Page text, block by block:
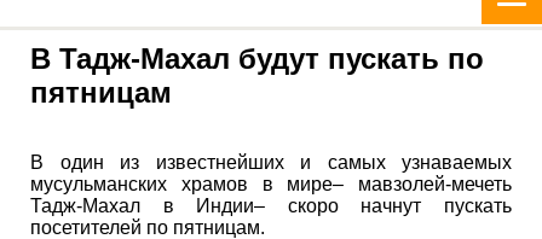
В Тадж-Махал будут пускать по
пятницам
В один из известнейших и самых узнаваемых
мусульманских храмов в мире– мавзолей-мечеть
Тадж-Махал в Индии– скоро начнут пускать
посетителей по пятницам.